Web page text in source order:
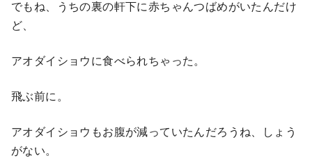
でもね、うちの裏の軒下に赤ちゃんつばめがいたんだけ
ど、
アオダイショウに食べられちゃった。
飛ぶ前に。
アオダイショウもお腹が減っていたんだろうね、しょう
がない。